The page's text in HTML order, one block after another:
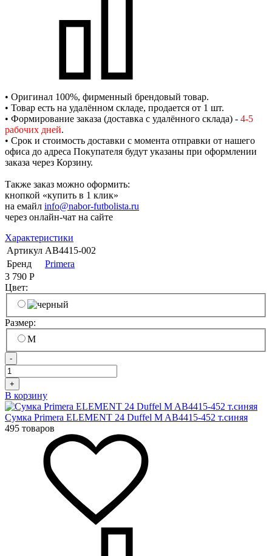
• Оригинал 100%, фирменный брендовый товар.
• Товар есть на удалённом складе, продается от 1 шт.
• Формирование заказа (доставка с удалённого склада) - 4-5
рабочих дней.
• Срок и стоимость доставки с момента отправки от нашего
офиса до адреса Покупателя будут указаны при оформлении
заказа через Корзину.
Также заказ можно оформить:
кнопкой «купить в 1 клик»
на емайл info@nabor-futbolista.ru
через онлайн-чат на сайте
Характеристики
Артикул AB4415-002
Бренд
Primera
3 790 Р
Цвет:
Размер:
M
-
+
В корзину
Сумка Primera ELEMENT 24 Duffel M AB4415-452 т.синяя
495 товаров